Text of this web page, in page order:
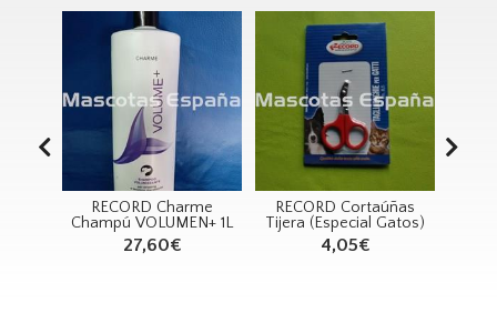
RECORD Charme
Champú VOLUMEN+ 1L
27,60€
RECORD Cortaúñas
Tijera (Especial Gatos)
4,05€